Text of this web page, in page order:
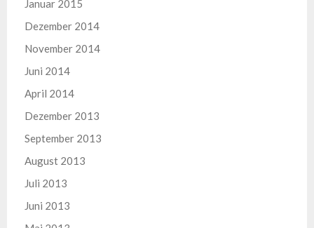
Januar 2015
Dezember 2014
November 2014
Juni 2014
April 2014
Dezember 2013
September 2013
August 2013
Juli 2013
Juni 2013